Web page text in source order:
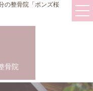
の整骨院「ボンズ桜
骨院